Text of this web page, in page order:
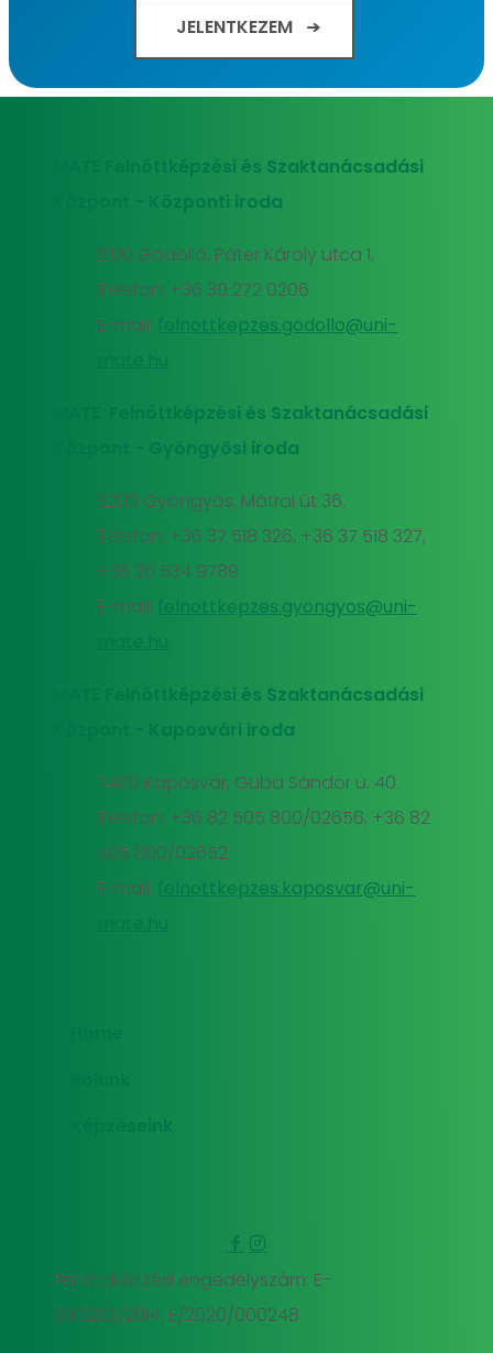
JELENTKEZEM
MATE Felnőttképzési és Szaktanácsadási
Központ - Központi iroda
2100 Gödöllő, Páter Károly utca 1.
Telefon: +36 30 272 0206
E-mail:
felnottkepzes.godollo@uni-
MATE Felnőttképzési és Szaktanácsadási
Központ - Gyöngyösi iroda
3200 Gyöngyös, Mátrai út 36.
Telefon: +36 37 518 326, +36 37 518 327,
+36 20 534 9789
E-mail:
felnottkepzes.gyongyos@uni-
MATE Felnőttképzési és Szaktanácsadási
Központ - Kaposvári iroda
7400 Kaposvár, Guba Sándor u. 40.
Telefon: +36 82 505 800/02656, +36 82
505 800/02652
E-mail:
felnottkepzes.kaposvar@uni-
Felnőttképzési engedélyszám: E-
000293/2014, E/2020/000248